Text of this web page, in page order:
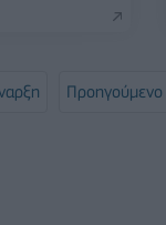
Προηγούμενο